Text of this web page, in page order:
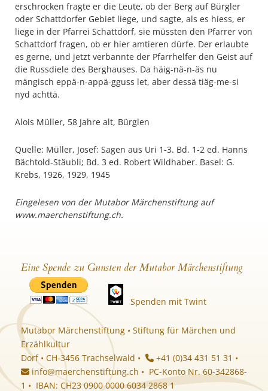
erschrocken fragte er die Leute, ob der Berg auf Bürgler
oder Schattdorfer Gebiet liege, und sagte, als es hiess, er
liege in der Pfarrei Schattdorf, sie müssten den Pfarrer von
Schattdorf fragen, ob er hier amtieren dürfe. Der erlaubte
es gerne, und jetzt verbannte der Pfarrhelfer den Geist auf
die Russdiele des Berghauses. Da häig-nä-n-äs nu
mängisch eppä-n-appä-gguss let, aber dessä tiäg-me-si
nyd achttä.
Alois Müller, 58 Jahre alt, Bürglen
Quelle: Müller, Josef: Sagen aus Uri 1-3. Bd. 1-2 ed. Hanns
Bächtold-Stäubli; Bd. 3 ed. Robert Wildhaber. Basel: G.
Krebs, 1926, 1929, 1945
Eingelesen von der Mutabor Märchenstiftung auf
www.maerchenstiftung.ch.
Eine Spende zu Gunsten der Mutabor Märchenstiftung
Spenden mit Twint
Mutabor Märchenstiftung • Stiftung für Märchen und
Erzählkultur
Dorf • CH-3456 Trachselwald •
+41 (0)34 431 51 31 •
info@maerchenstiftung.ch • PC-Konto Nr. 60-342868-
1 • IBAN: CH23 0900 0000 6034 2868 1